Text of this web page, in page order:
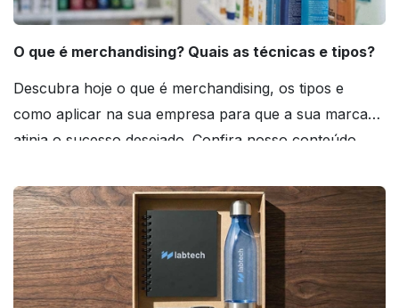
O que é merchandising? Quais as técnicas e tipos?
Descubra hoje o que é merchandising, os tipos e
como aplicar na sua empresa para que a sua marca
atinja o sucesso desejado. Confira nosso conteúdo